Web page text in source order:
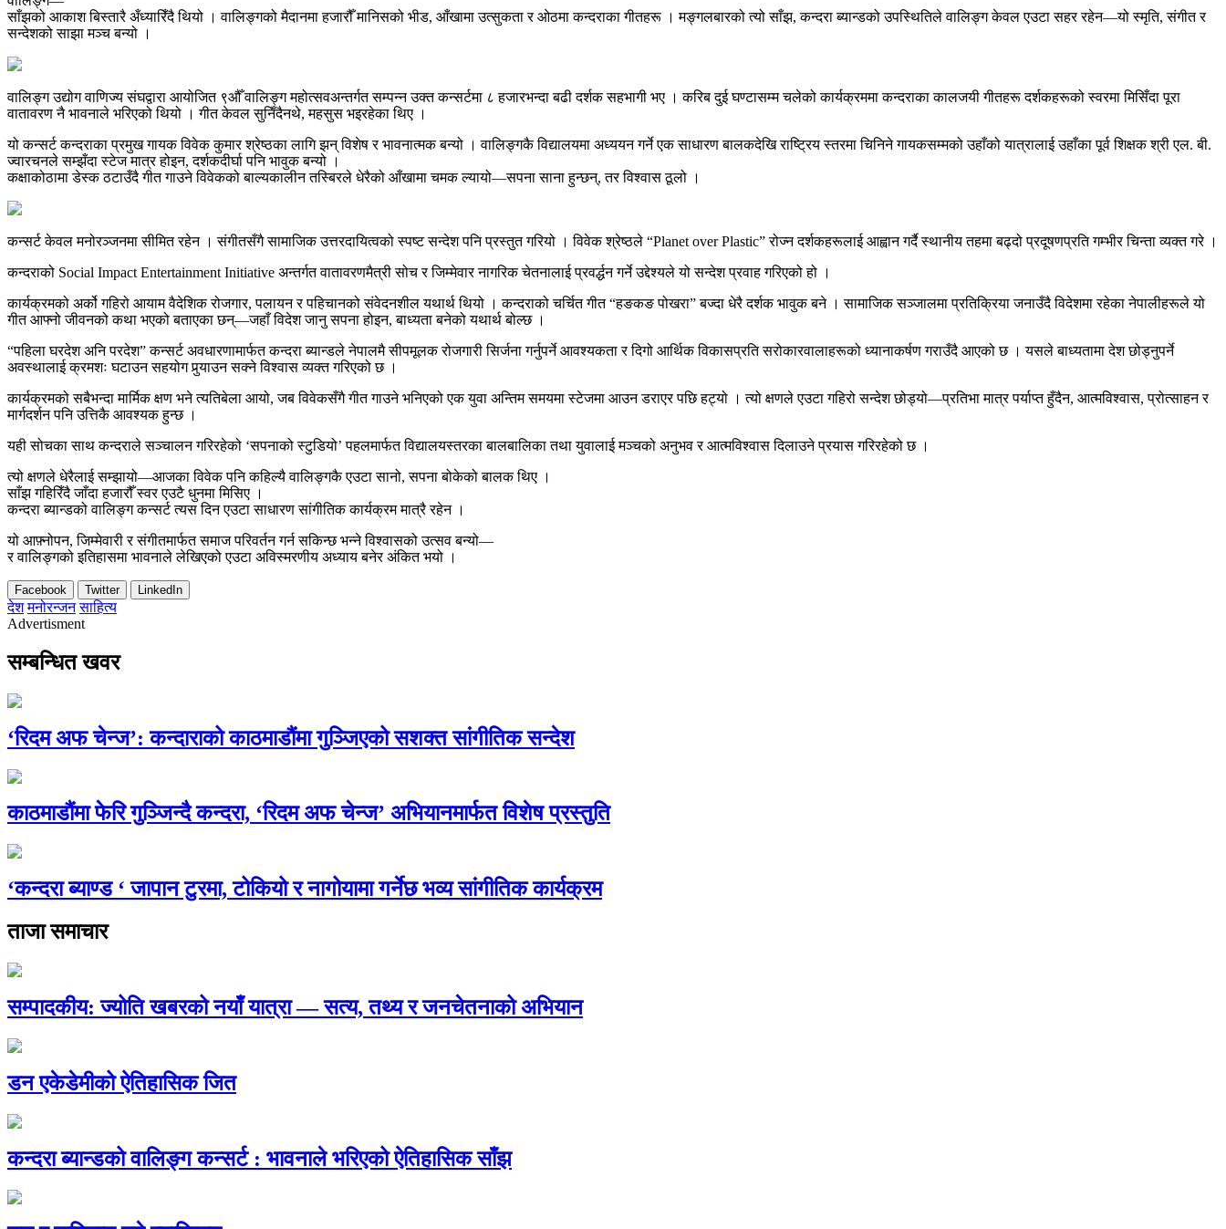
साँझको आकाश बिस्तारै अँध्यारिँदै थियो । वालिङ्गको मैदानमा हजारौँ मानिसको भीड, आँखामा उत्सुकता र ओठमा कन्दराका गीतहरू । मङ्गलबारको त्यो साँझ, कन्दरा ब्यान्डको उपस्थितिले वालिङ्ग केवल एउटा सहर रहेन—यो स्मृति, संगीत र
सन्देशको साझा मञ्च बन्यो ।
वालिङ्ग उद्योग वाणिज्य संघद्वारा आयोजित ९औँ वालिङ्ग महोत्सवअन्तर्गत सम्पन्न उक्त कन्सर्टमा ८ हजारभन्दा बढी दर्शक सहभागी भए । करिब दुई घण्टासम्म चलेको कार्यक्रममा कन्दराका कालजयी गीतहरू दर्शकहरूको स्वरमा मिसिँदा पूरा
वातावरण नै भावनाले भरिएको थियो । गीत केवल सुनिँदैनथे, महसुस भइरहेका थिए ।
यो कन्सर्ट कन्दराका प्रमुख गायक विवेक कुमार श्रेष्ठका लागि झन् विशेष र भावनात्मक बन्यो । वालिङ्गकै विद्यालयमा अध्ययन गर्ने एक साधारण बालकदेखि राष्ट्रिय स्तरमा चिनिने गायकसम्मको उहाँको यात्रालाई उहाँका पूर्व शिक्षक श्री एल. बी.
ज्वारचनले सम्झँदा स्टेज मात्र होइन, दर्शकदीर्घा पनि भावुक बन्यो ।
कक्षाकोठामा डेस्क ठटाउँदै गीत गाउने विवेकको बाल्यकालीन तस्बिरले धेरैको आँखामा चमक ल्यायो—सपना साना हुन्छन्, तर विश्वास ठूलो ।
कन्सर्ट केवल मनोरञ्जनमा सीमित रहेन । संगीतसँगै सामाजिक उत्तरदायित्वको स्पष्ट सन्देश पनि प्रस्तुत गरियो । विवेक श्रेष्ठले “Planet over Plastic” रोज्न दर्शकहरूलाई आह्वान गर्दै स्थानीय तहमा बढ्दो प्रदूषणप्रति गम्भीर चिन्ता व्यक्त गरे ।
कन्दराको Social Impact Entertainment Initiative अन्तर्गत वातावरणमैत्री सोच र जिम्मेवार नागरिक चेतनालाई प्रवर्द्धन गर्ने उद्देश्यले यो सन्देश प्रवाह गरिएको हो ।
कार्यक्रमको अर्को गहिरो आयाम वैदेशिक रोजगार, पलायन र पहिचानको संवेदनशील यथार्थ थियो । कन्दराको चर्चित गीत “हङकङ पोखरा” बज्दा धेरै दर्शक भावुक बने । सामाजिक सञ्जालमा प्रतिक्रिया जनाउँदै विदेशमा रहेका नेपालीहरूले यो
गीत आफ्नो जीवनको कथा भएको बताएका छन्—जहाँ विदेश जानु सपना होइन, बाध्यता बनेको यथार्थ बोल्छ ।
“पहिला घरदेश अनि परदेश” कन्सर्ट अवधारणामार्फत कन्दरा ब्यान्डले नेपालमै सीपमूलक रोजगारी सिर्जना गर्नुपर्ने आवश्यकता र दिगो आर्थिक विकासप्रति सरोकारवालाहरूको ध्यानाकर्षण गराउँदै आएको छ । यसले बाध्यतामा देश छोड्नुपर्ने
अवस्थालाई क्रमशः घटाउन सहयोग पुर्‍याउन सक्ने विश्वास व्यक्त गरिएको छ ।
कार्यक्रमको सबैभन्दा मार्मिक क्षण भने त्यतिबेला आयो, जब विवेकसँगै गीत गाउने भनिएको एक युवा अन्तिम समयमा स्टेजमा आउन डराएर पछि हट्यो । त्यो क्षणले एउटा गहिरो सन्देश छोड्यो—प्रतिभा मात्र पर्याप्त हुँदैन, आत्मविश्वास, प्रोत्साहन र
मार्गदर्शन पनि उत्तिकै आवश्यक हुन्छ ।
यही सोचका साथ कन्दराले सञ्चालन गरिरहेको ‘सपनाको स्टुडियो’ पहलमार्फत विद्यालयस्तरका बालबालिका तथा युवालाई मञ्चको अनुभव र आत्मविश्वास दिलाउने प्रयास गरिरहेको छ ।
त्यो क्षणले धेरैलाई सम्झायो—आजका विवेक पनि कहिल्यै वालिङ्गकै एउटा सानो, सपना बोकेको बालक थिए ।
साँझ गहिरिँदै जाँदा हजारौँ स्वर एउटै धुनमा मिसिए ।
कन्दरा ब्यान्डको वालिङ्ग कन्सर्ट त्यस दिन एउटा साधारण सांगीतिक कार्यक्रम मात्रै रहेन ।
यो आफ़्नोपन, जिम्मेवारी र संगीतमार्फत समाज परिवर्तन गर्न सकिन्छ भन्ने विश्वासको उत्सव बन्यो—
र वालिङ्गको इतिहासमा भावनाले लेखिएको एउटा अविस्मरणीय अध्याय बनेर अंकित भयो ।
Facebook Twitter LinkedIn
देश मनोरन्जन साहित्य
Advertisment
सम्बन्धित खवर
‘रिदम अफ चेन्ज’: कन्दाराको काठमाडौंमा गुञ्जिएको सशक्त सांगीतिक सन्देश
काठमाडौंमा फेरि गुञ्जिन्दै कन्दरा, ‘रिदम अफ चेन्ज’ अभियानमार्फत विशेष प्रस्तुति
‘कन्दरा ब्याण्ड ‘ जापान टुरमा, टोकियो र नागोयामा गर्नेछ भव्य सांगीतिक कार्यक्रम
ताजा समाचार
सम्पादकीय: ज्योति खबरको नयाँ यात्रा — सत्य, तथ्य र जनचेतनाको अभियान
डन एकेडेमीको ऐतिहासिक जित
कन्दरा ब्यान्डको वालिङ्ग कन्सर्ट : भावनाले भरिएको ऐतिहासिक साँझ